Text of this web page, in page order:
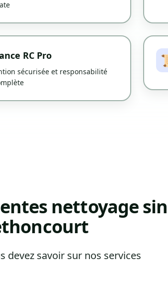
RC Pro
sécurisée et responsabilité
nettoyage
devez savoir sur nos services